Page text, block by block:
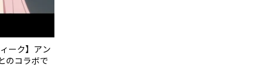
ーク】アン
のコラボで